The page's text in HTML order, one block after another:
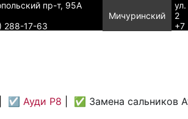
пр-т, 95А
288-17-63
Мичуринский
2
+7
☑️ Ауди Р8 ✅ Замена сальников